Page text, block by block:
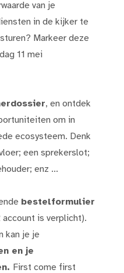
van je
in de kijker te
Markeer deze
11 mei
, en ontdek
om in
ecosysteem. Denk
een sprekerslot;
enz ...
bestelformulier
is verplicht).
kan je je
en je
First come first